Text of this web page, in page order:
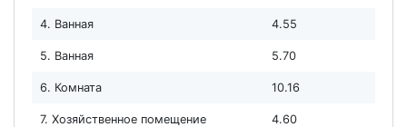
4. Ванная 4.55
5. Ванная 5.70
6. Комната 10.16
7. Хозяйственное помещение 4.60